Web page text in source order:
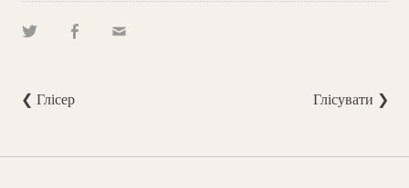
❮ Глісер Глісувати ❯